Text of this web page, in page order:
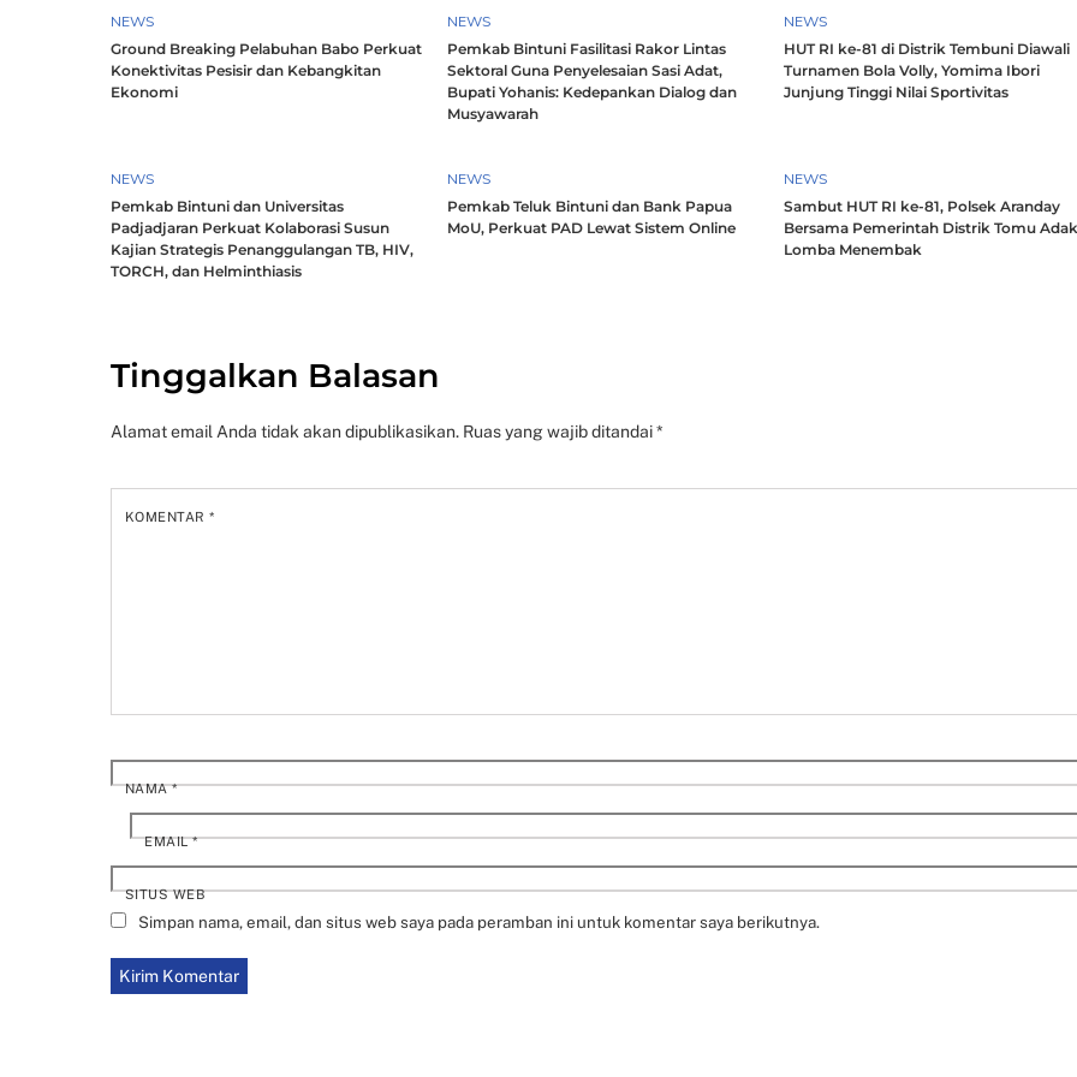
NEWS
Ground Breaking Pelabuhan Babo Perkuat
Konektivitas Pesisir dan Kebangkitan
Ekonomi
NEWS
Pemkab Bintuni Fasilitasi Rakor Lintas
Sektoral Guna Penyelesaian Sasi Adat,
Bupati Yohanis: Kedepankan Dialog dan
Musyawarah
NEWS
HUT RI ke-81 di Distrik Tembuni Diawali
Turnamen Bola Volly, Yomima Ibori
Junjung Tinggi Nilai Sportivitas
NEWS
Pemkab Bintuni dan Universitas
Padjadjaran Perkuat Kolaborasi Susun
Kajian Strategis Penanggulangan TB, HIV,
TORCH, dan Helminthiasis
NEWS
Pemkab Teluk Bintuni dan Bank Papua
MoU, Perkuat PAD Lewat Sistem Online
NEWS
Sambut HUT RI ke-81, Polsek Aranday
Bersama Pemerintah Distrik Tomu
Lomba Menembak
Tinggalkan Balasan
Alamat email Anda tidak akan dipublikasikan. Ruas yang wajib ditandai*
KOMENTAR*
NAMA*
EMAIL*
SITUS WEB
Simpan nama, email, dan situs web saya pada peramban ini untuk komentar saya berikutnya.